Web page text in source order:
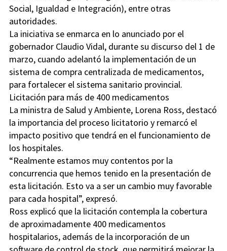
Social, Igualdad e Integración), entre otras
autoridades.
La iniciativa se enmarca en lo anunciado por el
gobernador Claudio Vidal, durante su discurso del 1 de
marzo, cuando adelantó la implementación de un
sistema de compra centralizada de medicamentos,
para fortalecer el sistema sanitario provincial.
Licitación para más de 400 medicamentos
La ministra de Salud y Ambiente, Lorena Ross, destacó
la importancia del proceso licitatorio y remarcó el
impacto positivo que tendrá en el funcionamiento de
los hospitales.
“Realmente estamos muy contentos por la
concurrencia que hemos tenido en la presentación de
esta licitación. Esto va a ser un cambio muy favorable
para cada hospital”, expresó.
Ross explicó que la licitación contempla la cobertura
de aproximadamente 400 medicamentos
hospitalarios, además de la incorporación de un